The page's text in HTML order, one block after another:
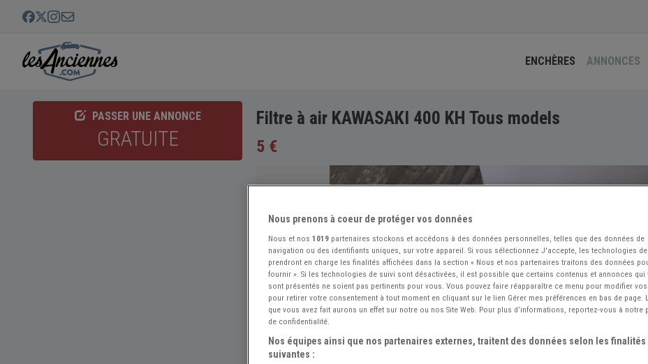
ENCHÈRES ANNONCES
PASSER UNE ANNONCE
GRATUITE
Filtre à air KAWASAKI 400 KH Tous models
5 €
Nous prenons à coeur de protéger vos données
Nous et nos 1019 partenaires stockons et accédons à des données personnelles, telles que des données de
navigation ou des identifiants uniques, sur votre appareil. Si vous sélectionnez J'accepte, les technologies
prendront en charge les finalités affichées dans la section « Nous et nos partenaires traitons des données
fournir ». Si les technologies de suivi sont désactivées, il est possible que certains contenus et annonces qui
sont présentés ne soient pas pertinents pour vous. Vous pouvez faire réapparaître ce menu pour modifier
pour retirer votre consentement à tout moment en cliquant sur le lien Gérer mes préférences en bas de page.
que vous avez fait aurons un effet sur notre ou nos Site Web. Pour plus d’informations, reportez-vous à notre
de confidentialité.
Nos équipes ainsi que nos partenaires externes, traitent des données selon les finalités
suivantes :